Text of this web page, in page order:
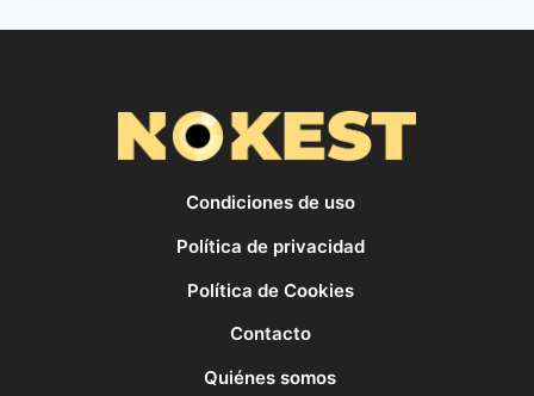
Condiciones de uso
Política de privacidad
Política de Cookies
Contacto
Quiénes somos